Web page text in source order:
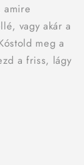
amire
vagy akár a
meg a
a friss, lágy